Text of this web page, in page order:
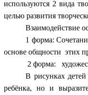
используются 2 вида
целью развития
Взаимодействие
1 форма:
основе общности этих
2 форма:
В рисунках
ребёнка, но и